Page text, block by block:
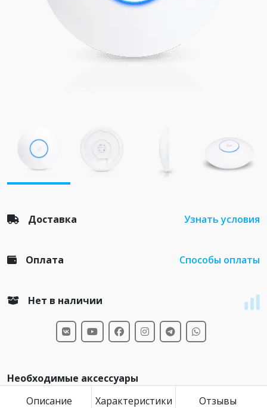
Доставка Узнать условия
Оплата Способы оплаты
Нет в наличии
Необходимые аксессуары
Описание
Характеристики Отзывы